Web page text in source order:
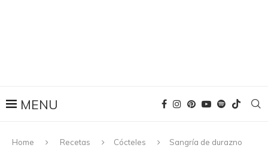
Home Recetas Cócteles Sangría de durazno